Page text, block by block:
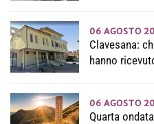
06 AGOSTO
Clavesana:
hanno
06 AGOSTO
Quarta